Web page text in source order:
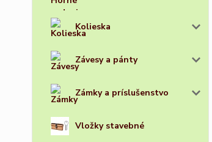
Kolieska
Závesy a pánty
Zámky a príslušenstvo
Vložky stavebné